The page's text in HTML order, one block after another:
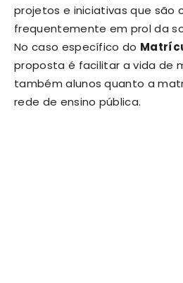
projetos e iniciativas que são
frequentemente em prol da
No caso específico do
proposta é facilitar a vida de
também alunos quanto a
rede de ensino pública.